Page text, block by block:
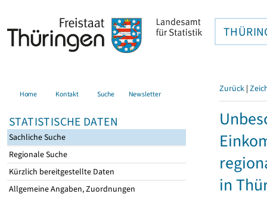
Home Kontakt Suche Newsletter
STATISTISCHE DATEN
Sachliche Suche
Regionale Suche
Kürzlich bereitgestellte Daten
Allgemeine Angaben, Zuordnungen
Zurück |
in